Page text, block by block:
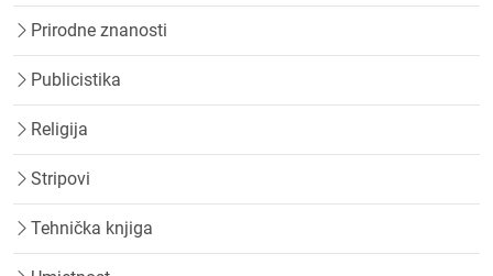
Prirodne znanosti
Publicistika
Religija
Stripovi
Tehnička knjiga